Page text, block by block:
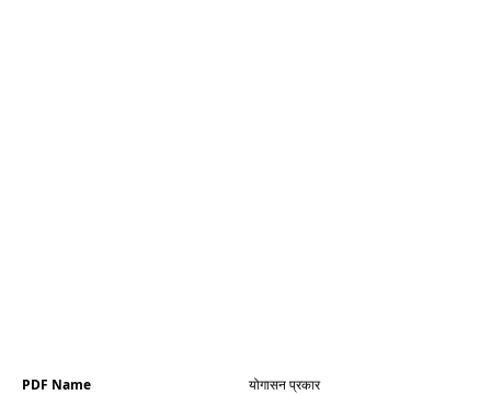
PDF Name योगासन प्रकार